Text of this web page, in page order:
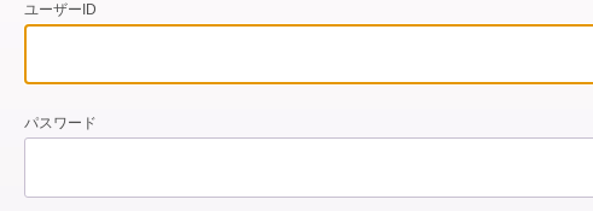
ユーザーID
パスワード